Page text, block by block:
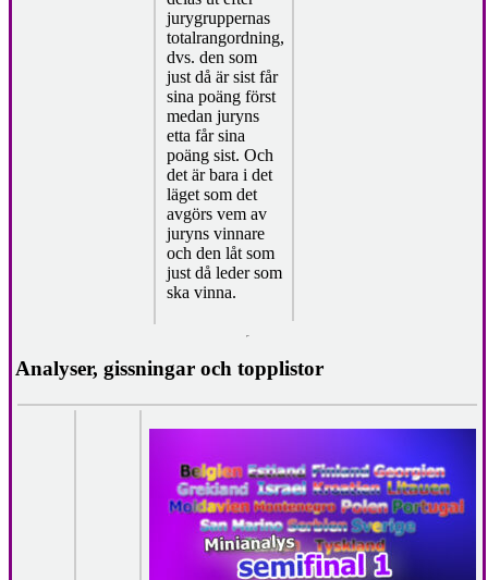
jurygruppernas
totalrangordning,
dvs. den som
just då är sist får
sina poäng först
medan juryns
etta får sina
poäng sist. Och
det är bara i det
läget som det
avgörs vem av
juryns vinnare
och den låt som
just då leder som
ska vinna.
Analyser, gissningar och topplistor